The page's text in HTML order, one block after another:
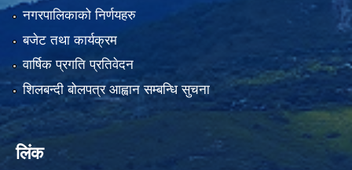
नगरपालिकाको निर्णयहरु
बजेट तथा कार्यक्रम
वार्षिक प्रगति प्रतिवेदन
शिलबन्दी बोलपत्र आह्वान सम्बन्धि सुचना
लिंक